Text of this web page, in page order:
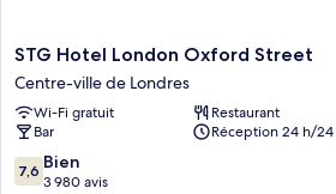
STG
Hotel
London
Oxford
Street
Centre-
ville
STG Hotel London Oxford Street
Centre-ville de Londres
Wi-Fi gratuit
Restaurant
Bar
Réception 24 h/24
7.6
sur
7,6 Bien
3 980 avis